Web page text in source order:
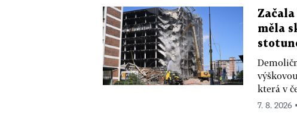
měla
která v
7. 8. 2026